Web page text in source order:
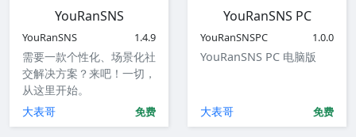
YouRanSNS
YouRanSNS 1.4.9
需要一款个性化、场景化社
交解决方案？来吧！一切，
从这里开始。
大表哥
免费
YouRanSNS PC
YouRanSNSPC 1.0.0
YouRanSNS PC 电脑版
大表哥 免费